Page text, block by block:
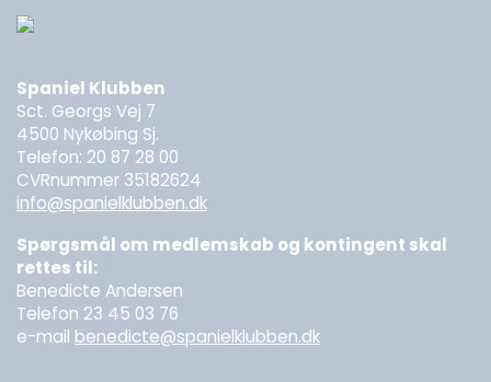
Spaniel Klubben
Sct. Georgs Vej 7
4500 Nykøbing Sj.
Telefon: 20 87 28 00
CVRnummer 35182624
info@spanielklubben.dk
Spørgsmål om medlemskab og kontingent skal
rettes til:
Benedicte Andersen
Telefon 23 45 03 76
e-mail benedicte@spanielklubben.dk